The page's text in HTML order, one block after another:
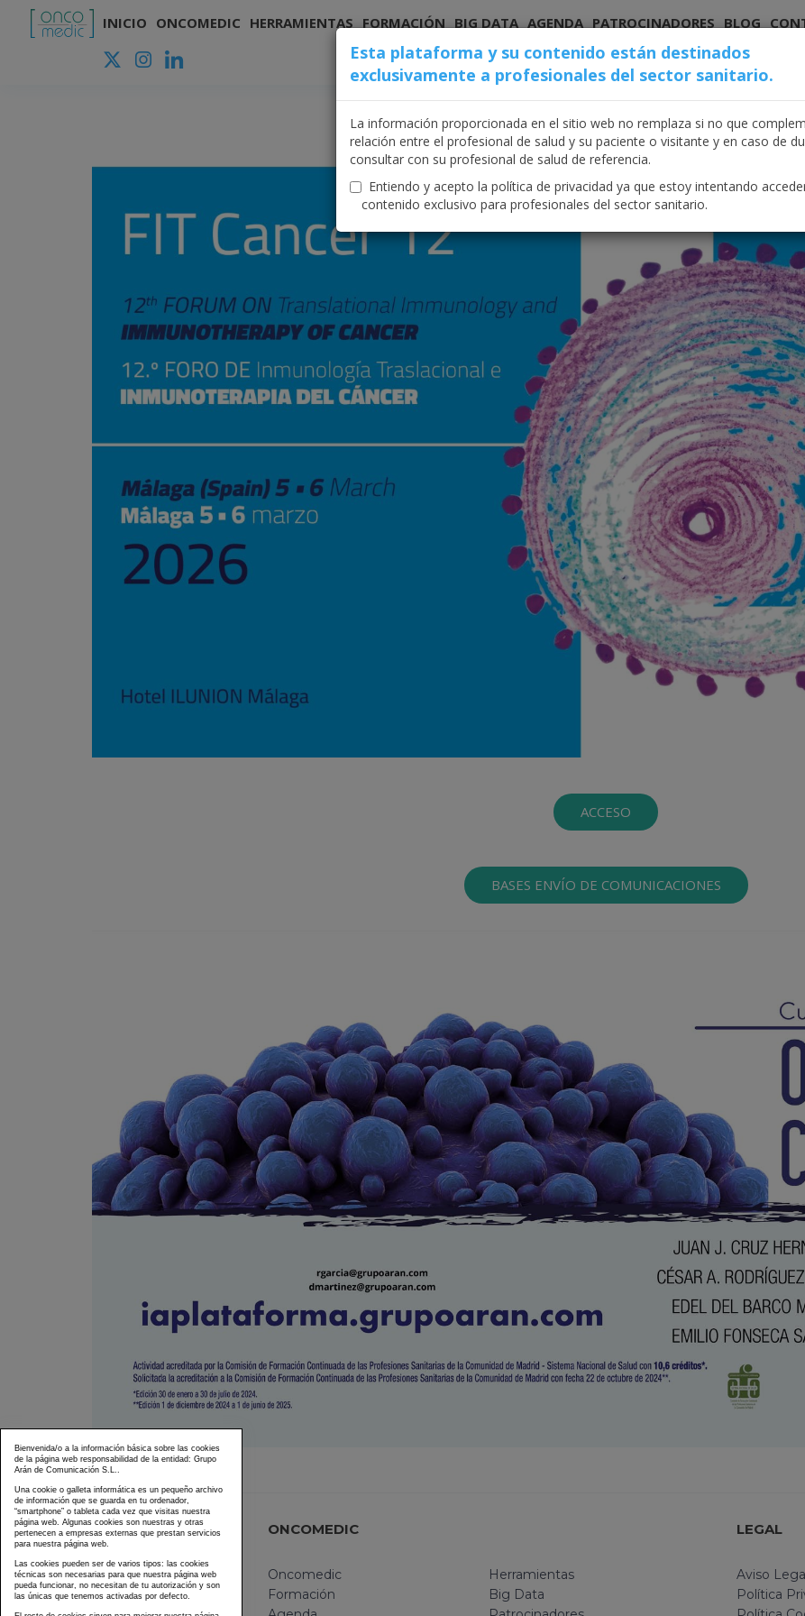
INICIO ONCOMEDIC HERRAMIENTAS FORMACIÓN BIG DATA AGENDA PATROCINADORES BLOG
Inicio> FIT CÁNCER 12
FIT CÁNCER 12
ACCESO
BASES ENVÍO DE COMUNICACIONES
ONCOMEDIC
Oncomedic
Herramientas
Formación
Big Data
LEGAL
Aviso
Política
Bienvenida/o a la información básica sobre las cookies
de la página web responsabilidad de la entidad: Grupo
Arán de Comunicación S.L..
Una cookie o galleta informática es un pequeño archivo
de información que se guarda en tu ordenador,
“smartphone” o tableta cada vez que visitas nuestra
página web. Algunas cookies son nuestras y otras
pertenecen a empresas externas que prestan servicios
para nuestra página web.
Las cookies pueden ser de varios tipos: las cookies
técnicas son necesarias para que nuestra página web
pueda funcionar, no necesitan de tu autorización y son
las únicas que tenemos activadas por defecto.
Esta plataforma y su contenido están destinados
exclusivamente a profesionales del sector sanitario.
La información proporcionada en el sitio web no remplaza si no que
relación entre el profesional de salud y su paciente o visitante y en caso de
consultar con su profesional de salud de referencia.
Entiendo y acepto la política de privacidad ya que estoy intentando
contenido exclusivo para profesionales del sector sanitario.